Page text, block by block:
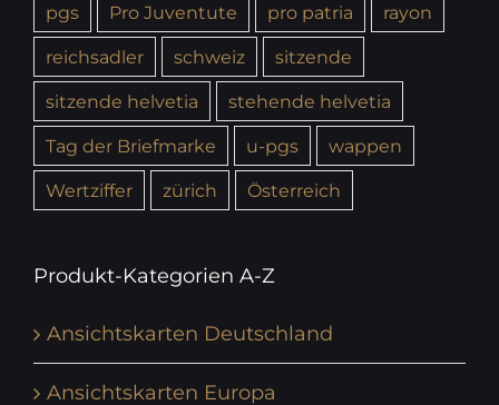
pgs
Pro Juventute pro patria
rayon
reichsadler
schweiz
sitzende
sitzende helvetia
stehende helvetia
Tag der Briefmarke
u-pgs
wappen
Wertziffer
zürich Österreich
Produkt-Kategorien A-Z
Ansichtskarten Deutschland
Ansichtskarten Europa